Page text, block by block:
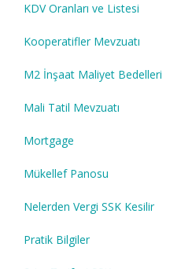
KDV Oranları ve Listesi
Kooperatifler Mevzuatı
M2 İnşaat Maliyet Bedelleri
Mali Tatil Mevzuatı
Mortgage
Mükellef Panosu
Nelerden Vergi SSK Kesilir
Pratik Bilgiler